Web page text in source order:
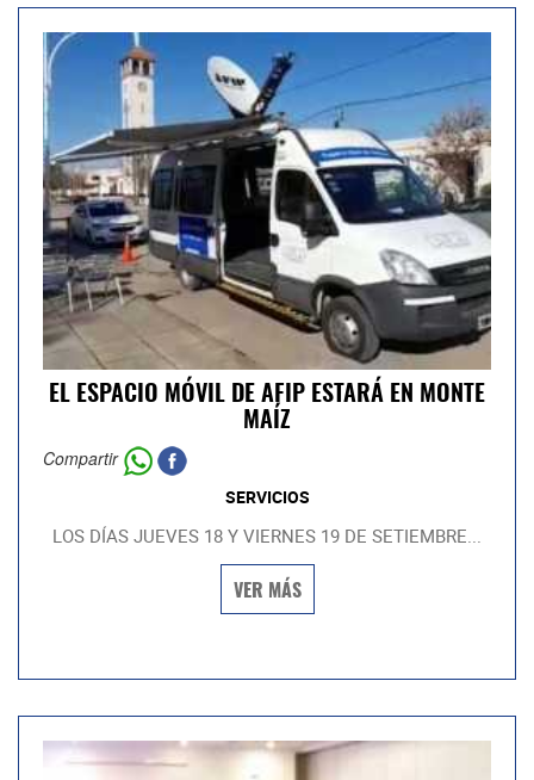
EL ESPACIO MÓVIL DE AFIP ESTARÁ EN MONTE
MAÍZ
Compartir
SERVICIOS
LOS DÍAS JUEVES 18 Y VIERNES 19 DE SETIEMBRE...
VER MÁS